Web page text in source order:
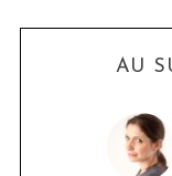
AU